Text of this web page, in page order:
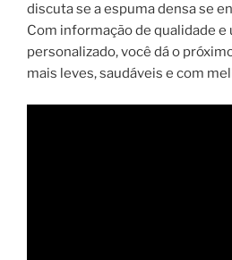
discuta se a espuma densa se
Com informação de qualidade e
personalizado, você dá o
mais leves, saudáveis e com